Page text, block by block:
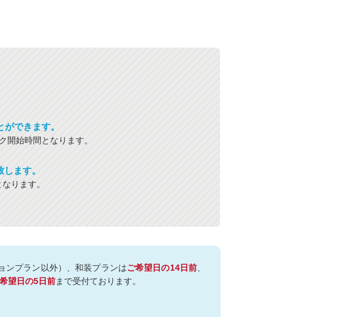
できます。
開始時間となります。
ます。
ります。
ンプラン以外）、和装プランはご希望日の14日前
望日の5日前まで受付ております。